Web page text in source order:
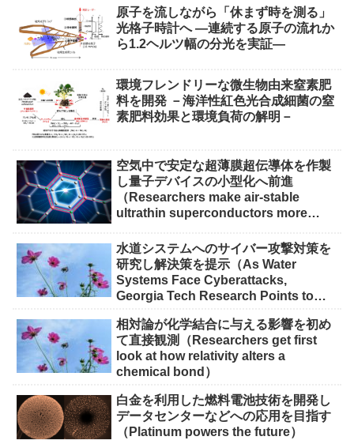
原子を流しながら「休まず時を測る」
光格子時計へ ―連続する原子の流れか
ら1.2ヘルツ幅の分光を実証―
環境フレンドリーな微生物由来窒素肥
料を開発 －海洋性紅色光合成細菌の窒
素肥料効果と環境負荷の解明－
空気中で安定な超薄膜超伝導体を作製
し量子デバイスの小型化へ前進
（Researchers make air-stable
ultrathin superconductors more
水道システムへのサイバー攻撃対策を
研究し解決策を提示（As Water
Systems Face Cyberattacks,
Georgia Tech Research Points to
相対論が化学結合に与える影響を初め
て直接観測（Researchers get first
look at how relativity alters a
chemical bond）
白金を利用した燃料電池技術を開発し
データセンターなどへの応用を目指す
（Platinum powers the future）